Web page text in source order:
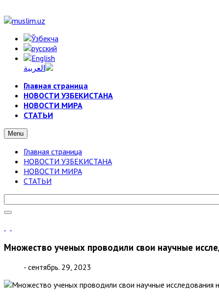
Главная страница
НОВОСТИ УЗБЕКИСТАНА
НОВОСТИ МИРА
СТАТЬИ
Menu
Главная страница
НОВОСТИ УЗБЕКИСТАНА
НОВОСТИ МИРА
СТАТЬИ
Множество ученых проводили свои научные
- сентябрь. 29, 2023